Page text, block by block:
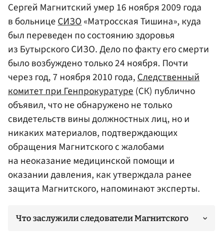
Сергей Магнитский умер 16 ноября 2009 года
в больницеСИЗО«Матросская Тишина», куда
был переведен по состоянию здоровья
из Бутырского СИЗО. Дело по факту его смерти
было возбуждено только 24 ноября. Почти
через год, 7 ноября 2010 года,Следственный
комитет при Генпрокуратуре(СК) публично
объявил, что не обнаружено не только
свидетельств вины должностных лиц, но и
никаких материалов, подтверждающих
обращения Магнитского с жалобами
на неоказание медицинской помощи и
оказании давления, как утверждала ранее
защита Магнитского, напоминают эксперты.
Что заслужили следователи Магнитского